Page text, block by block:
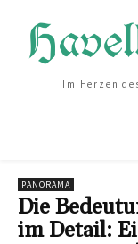
Im Herzen
PANORAMA
Die
im Detail: